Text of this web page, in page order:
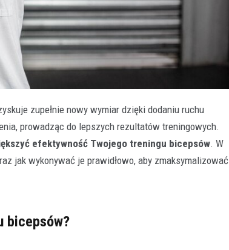
zupełnie nowy wymiar dzięki dodaniu ruchu
prowadząc do lepszych rezultatów treningowych.
efektywność Twojego treningu bicepsów. W
jak wykonywać je prawidłowo, aby zmaksymalizować
bicepsów?